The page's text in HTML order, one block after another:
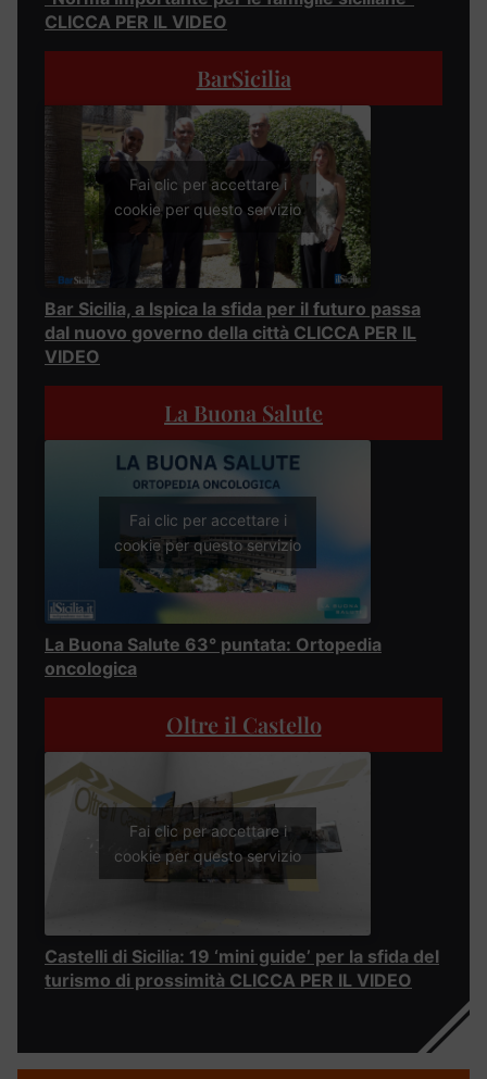
CLICCA PER IL VIDEO
BarSicilia
Fai clic per accettare i
cookie per questo servizio
Bar Sicilia, a Ispica la sfida per il futuro passa
dal nuovo governo della città CLICCA PER IL
VIDEO
La Buona Salute
Fai clic per accettare i
cookie per questo servizio
La Buona Salute 63° puntata: Ortopedia
oncologica
Oltre il Castello
Fai clic per accettare i
cookie per questo servizio
Castelli di Sicilia: 19 ‘mini guide’ per la sfida del
turismo di prossimità CLICCA PER IL VIDEO